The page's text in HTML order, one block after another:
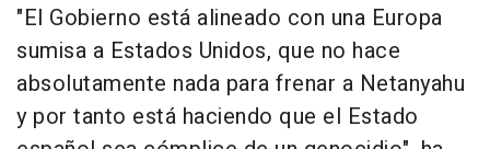
"El Gobierno está alineado con una Europa
sumisa a Estados Unidos, que no hace
absolutamente nada para frenar a Netanyahu
y por tanto está haciendo que el Estado